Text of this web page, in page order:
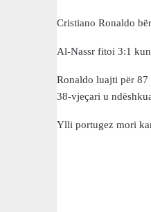
Cristiano Ronaldo
Al-Nassr fitoi 3:1
Ronaldo luajti për
38-vjeçari u
Ylli portugez mori